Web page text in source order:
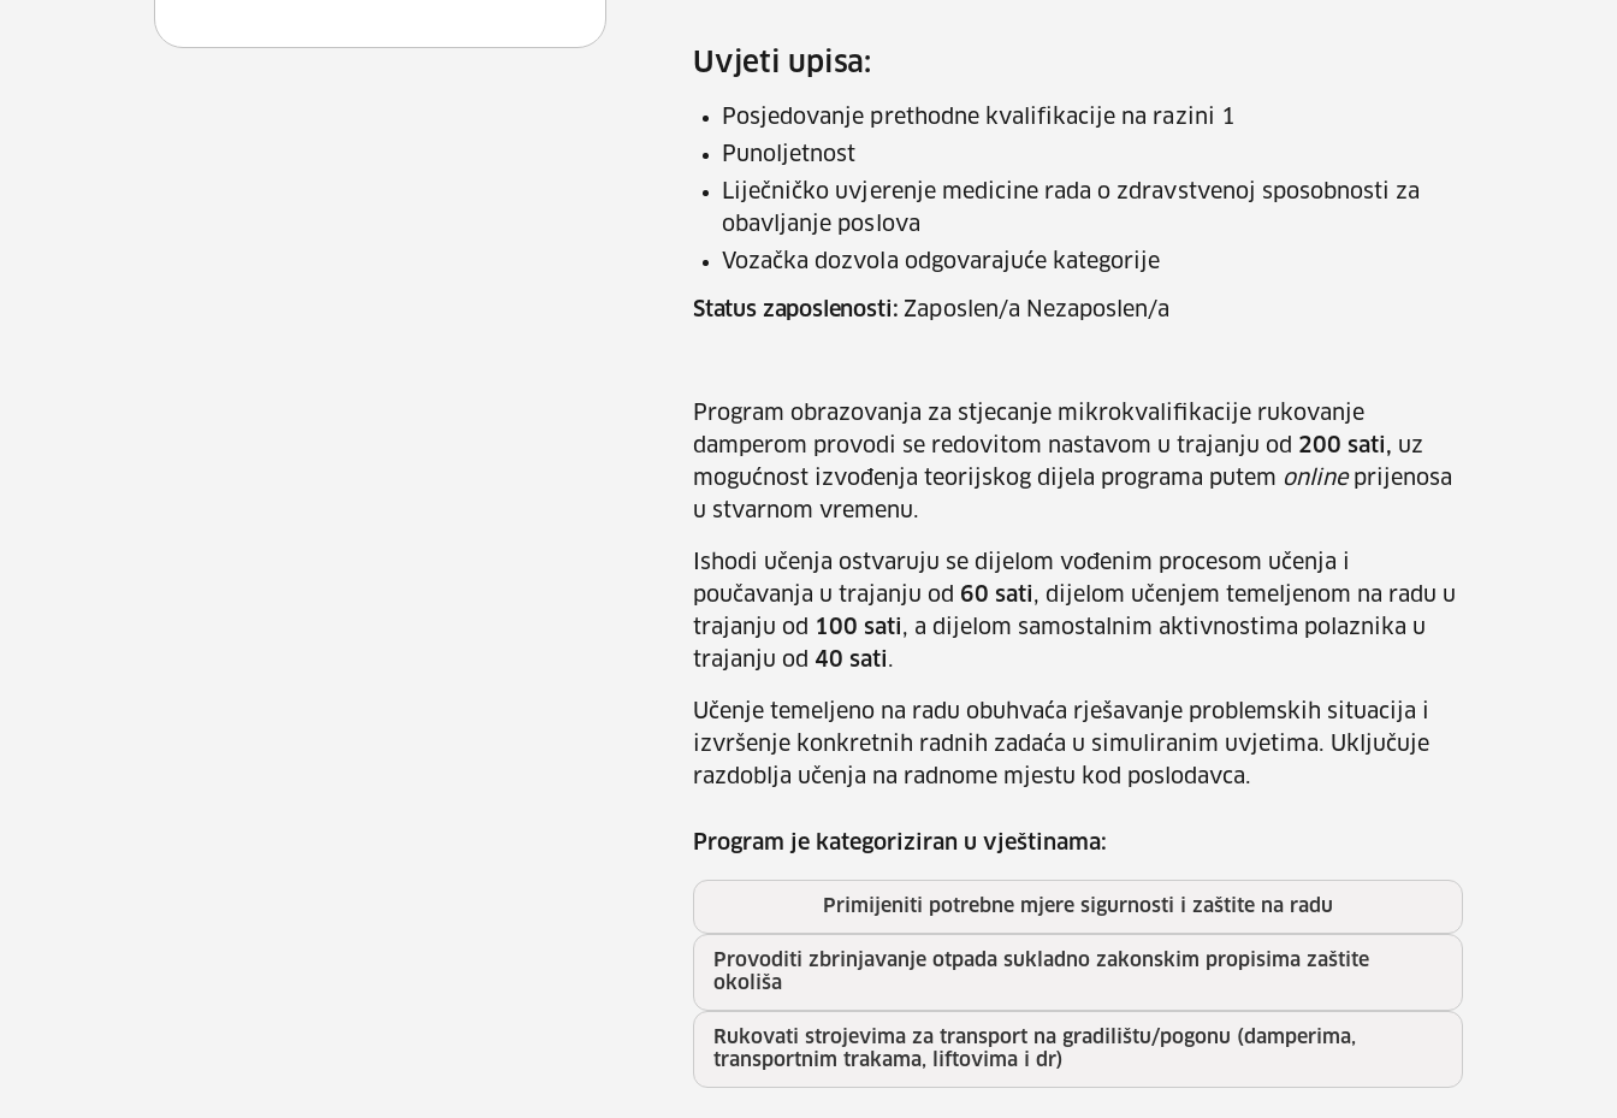
Uvjeti upisa:
Posjedovanje prethodne kvalifikacije na razini 1
Punoljetnost
Liječničko uvjerenje medicine rada o zdravstvenoj sposobnosti za
obavljanje poslova
Vozačka dozvola odgovarajuće kategorije
Status zaposlenosti: Zaposlen/a Nezaposlen/a
Program obrazovanja za stjecanje mikrokvalifikacije rukovanje
damperom provodi se redovitom nastavom u trajanju od 200 sati, uz
mogućnost izvođenja teorijskog dijela programa putem onlineprijenosa
u stvarnom vremenu.
Ishodi učenja ostvaruju se dijelom vođenim procesom učenja i
poučavanja u trajanju od 60 sati, dijelom učenjem temeljenom na radu u
trajanju od 100 sati, a dijelom samostalnim aktivnostima polaznika u
trajanju od 40 sati.
Učenje temeljeno na radu obuhvaća rješavanje problemskih situacija i
izvršenje konkretnih radnih zadaća u simuliranim uvjetima. Uključuje
razdoblja učenja na radnome mjestu kod poslodavca.
Program je kategoriziran u vještinama:
Primijeniti potrebne mjere sigurnosti i zaštite na radu
Provoditi zbrinjavanje otpada sukladno zakonskim propisima zaštite
okoliša
Rukovati strojevima za transport na gradilištu/pogonu (damperima,
transportnim trakama, liftovima i dr)